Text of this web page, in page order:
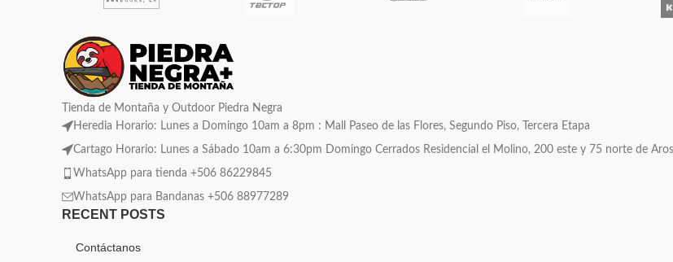
Tienda de Montaña y Outdoor Piedra Negra
Heredia Horario: Lunes a Domingo 10am a 8pm : Mall Paseo de las Flores, Segundo Piso, Tercera Etapa
Cartago Horario: Lunes a Sábado 10am a 6:30pm Domingo Cerrados Residencial el Molino, 200 este y 75 norte de
WhatsApp para tienda +506 86229845
WhatsApp para Bandanas +506 88977289
RECENT POSTS
Contáctanos